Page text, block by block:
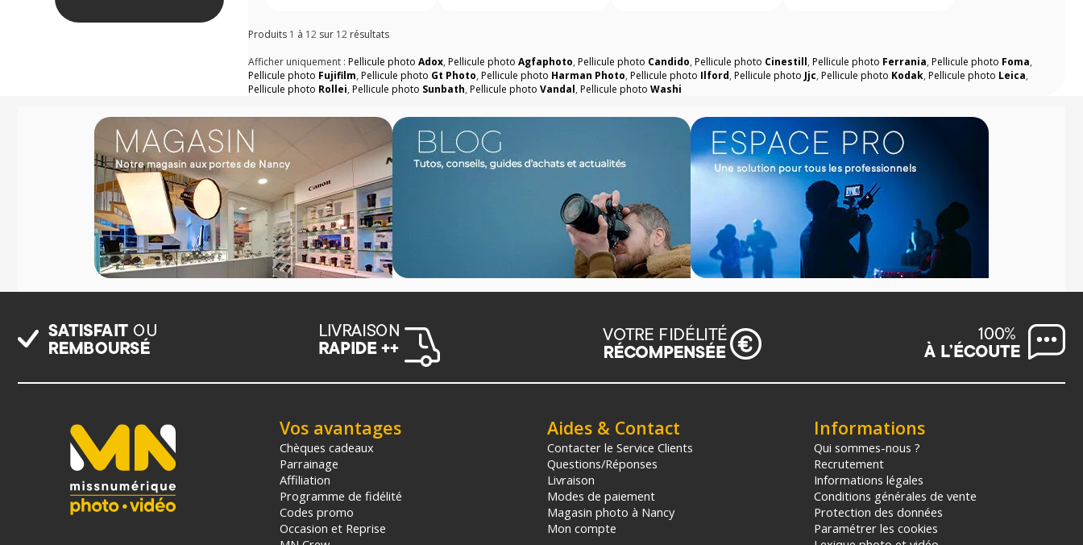
Produits 1 à 12 sur 12 résultats
Afficher uniquement :Pellicule photoAdox,Pellicule photoAgfaphoto,Pellicule photo Candido,Pellicule photo Cinestill,Pellicule photo Ferrania,Pellicule photo Foma,
Pellicule photo Fujifilm,Pellicule photo Gt Photo,Pellicule photo Harman Photo,Pellicule photo Ilford,Pellicule photo Jjc,Pellicule photo Kodak,Pellicule photo Leica,
Pellicule photo Rollei,Pellicule photo Sunbath,Pellicule photoVandal,Pellicule photoWashi
Vos avantages
Chèques cadeaux
Parrainage
Affiliation
Programme de fidélité
Codes promo
Occasion et Reprise
Aides & Contact
Contacter le Service Clients
Questions/Réponses
Livraison
Modes de paiement
Magasin photo à Nancy
Mon compte
Informations
Qui sommes-nous ?
Recrutement
Informations légales
Conditions générales de vente
Protection des données
Paramétrer les cookies